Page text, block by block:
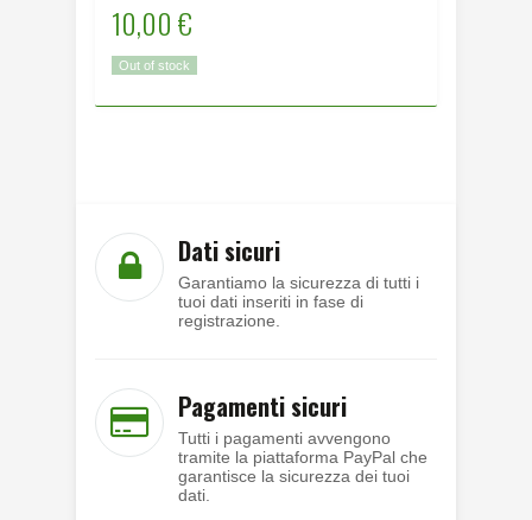
10,00 €
Out of stock
Dati sicuri
Garantiamo la sicurezza di tutti i
tuoi dati inseriti in fase di
registrazione.
Pagamenti sicuri
Tutti i pagamenti avvengono
tramite la piattaforma PayPal che
garantisce la sicurezza dei tuoi
dati.